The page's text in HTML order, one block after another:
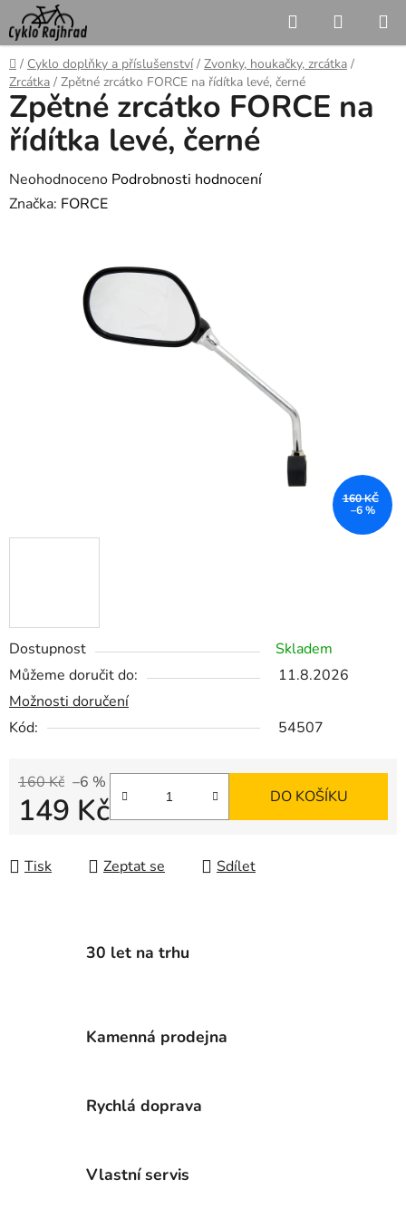
Přejít
na
obsah
Hledat
KOŠÍK
Domů
/ Cyklo doplňky a příslušenství / Zvonky, houkačky, zrcátka /
Zrcátka / Zpětné zrcátko FORCE na řídítka levé, černé
Dostupnost
Skladem
Můžeme doručit do:
11.8.2026
Možnosti doručení
Kód:
54507
160 Kč –6 %
149 Kč DO KOŠÍKU
Tisk Zeptat se Sdílet
Zpětné zrcátko FORCE na
řídítka levé, černé
Průměrné
hodnocení
Neohodnoceno Podrobnosti hodnocení
Značka: FORCE
160 KČ
–6 %
30 let na trhu
Kamenná prodejna
Rychlá doprava
Vlastní servis